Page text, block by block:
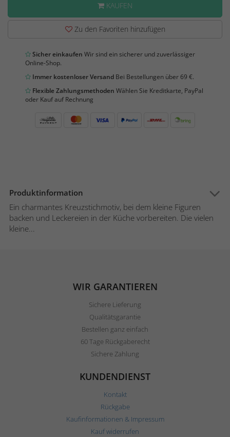
KAUFEN
Zu den Favoriten hinzufügen
Sicher einkaufen Wir sind ein sicherer und zuverlässiger
Online-Shop.
Immer kostenloser Versand Bei Bestellungen über 69 €.
Flexible Zahlungsmethoden Wählen Sie Kreditkarte, PayPal
oder Kauf auf Rechnung
Produktinformation
Ein charmantes Kreuzstichmotiv, bei dem kleine Figuren
backen und Leckereien in der Küche vorbereiten. Die vielen
kleine...
WIR GARANTIEREN
Sichere Lieferung
Qualitätsgarantie
Bestellen ganz einfach
60 Tage Rückgaberecht
Sichere Zahlung
KUNDENDIENST
Kontakt
Rückgabe
Kaufinformationen & Impressum
Kauf widerrufen